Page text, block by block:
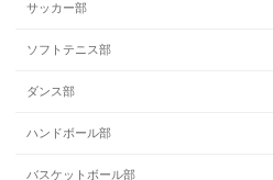
サッカー部
ソフトテニス部
ダンス部
ハンドボール部
バスケットボール部